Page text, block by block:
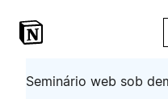
Seminário web sob